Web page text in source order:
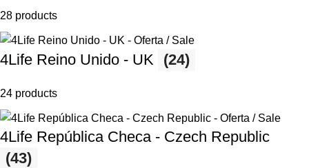
28 products
4Life Reino Unido - UK (24)
24 products
4Life República Checa - Czech Republic
(43)